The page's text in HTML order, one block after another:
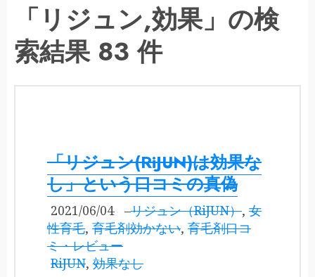
「リジュン,効果」の検
索結果 83 件
「リジュン(RiJUN)は効果な
し」という口コミの真偽
2021/06/04 –リジュン（RiJUN）, 女
性育毛, 育毛剤効かない, 育毛剤口コ
ミ・レビュー
RiJUN, 効果なし